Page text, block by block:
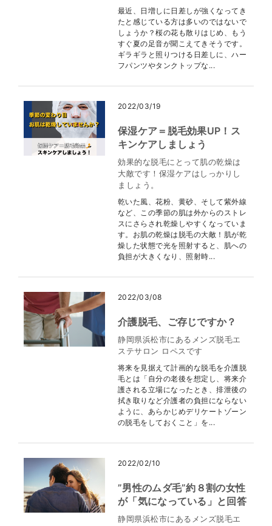
最近、日増しに日差しが強くなってき
たと感じている方は多いのではないで
しょうか？桜の花も散りはじめ、もう
すぐ夏の足音が聞こえてきそうです。
ギラギラと照りつける日差しに、ハー
フパンツやタンクトップな...
2022/03/19
保湿ケア＝脱毛効果UP！ス
キンケアしましょう
効果的な脱毛にとって肌の乾燥は
大敵です！保湿ケアはしっかりし
ましょう。
乾いた風、花粉、黄砂、そして紫外線
など、この季節の肌は外からのストレ
スにさらされ乾燥しやすくなっていま
す。お肌の乾燥は脱毛の大敵！肌が乾
燥した状態で光を照射すると、肌への
負担が大きくなり、照射時...
2022/03/08
介護脱毛、ご存じですか？
静岡県浜松市にあるメンズ脱毛エ
ステサロン ロペスです
将来を見据えて計画的な脱毛を介護脱
毛とは「自分の老後を想定し、将来介
護される立場になったとき、排泄後の
拭き取りなど介護者の負担にならない
ように、あらかじめデリケートゾーン
の脱毛をしておくこと」を...
2022/02/10
”男性のムダ毛”約８割の女性
が「気になっている」と回答
静岡県浜松市にあるメンズ脱毛エ